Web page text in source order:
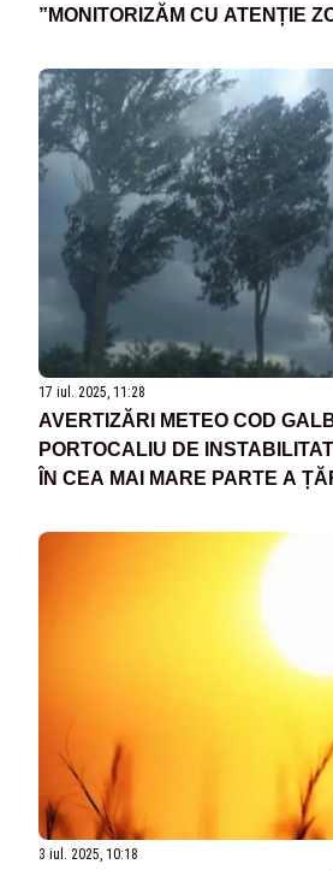
”MONITORIZĂM CU ATENȚIE
17 iul. 2025, 11:28
AVERTIZĂRI METEO COD
PORTOCALIU DE
ÎN CEA MAI MARE PARTE A
3 iul. 2025, 10:18